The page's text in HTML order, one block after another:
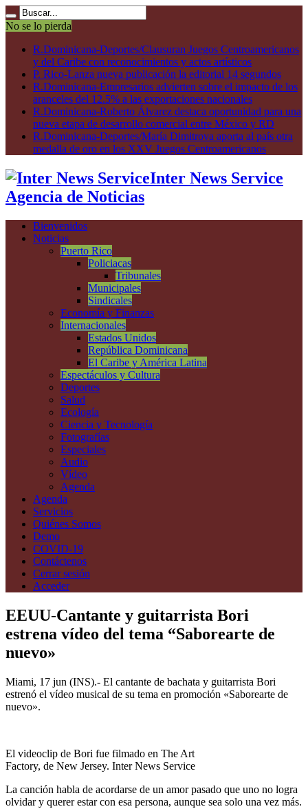
No se lo pierda
R.Dominicana-Deportes/Clausuran Juegos Centroamericanos
y del Caribe con reconocimientos y actos artísticos
P. Rico-Lanza nueva publicación la editorial 14 segundos
R.Dominicana-Empresarios advierten sobre el impacto de los
aranceles del 12.5% a las exportaciones nacionales
R.Dominicana-Roberto Álvarez destaca oportunidad para una
nueva etapa de desarrollo comercial entre México y RD
R.Dominicana-Deportes/María Dimitrova aporta al país otra
medalla de oro en los XXV Juegos Centroamericanos
Inter News Service
Agencia de Noticias
Bienvenidos
Noticias
Puerto Rico
Policiacas
Tribunales
Municipales
Sindicales
Economía y Finanzas
Internacionales
Estados Unidos
República Dominicana
El Caribe y América Latina
Espectáculos y Cultura
Deportes
Salud
Ecología
Ciencia y Tecnología
Fotografías
Especiales
Audio
Vídeo
Agenda
Agenda
Servicios
Quiénes Somos
Demo
COVID-19
Contáctenos
Cerrar sesión
Acceder
EEUU-Cantante y guitarrista Bori
estrena vídeo del tema “Saborearte de
nuevo»
Miami, 17 jun (INS).- El cantante de bachata y guitarrista Bori
estrenó el vídeo musical de su tema en promoción «Saborearte de
nuevo».
El videoclip de Bori fue filmado en The Art
Factory, de New Jersey. Inter News Service
La canción habla de acordarse de un amor pasado que uno no logra
olvidar y querer estar con esa persona, aunque sea solo una vez más.